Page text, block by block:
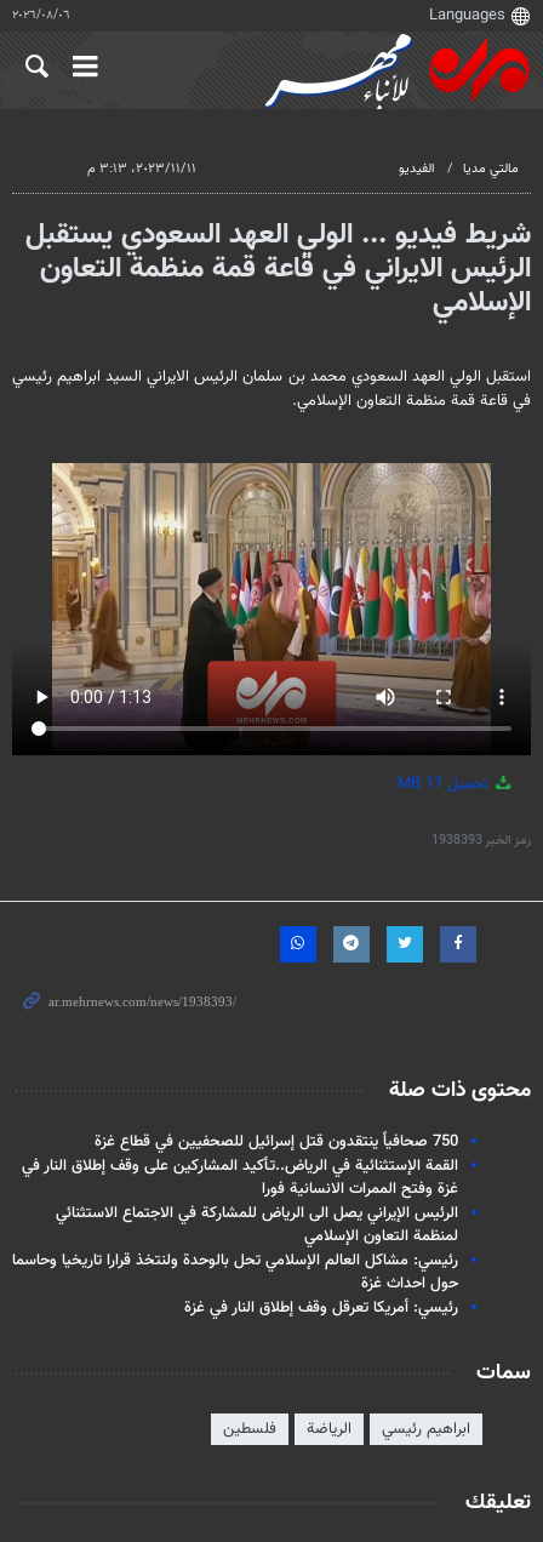
٠٦‏/٠٨‏/٢٠٢٦
مالتي مدیا الفيديو ١١‏/١١‏/٢٠٢٣، ٣:١٣ م
شريط فيديو ... الولي العهد السعودي يستقبل
الرئيس الايراني في قاعة قمة منظمة التعاون
الإسلامي
استقبل الولي العهد السعودي محمد بن سلمان الرئيس الايراني السيد ابراهيم رئيسي
في قاعة قمة منظمة التعاون الإسلامي.
تحميل 17 MB
رمز الخبر1938393
محتوى ذات صلة
750 صحافياً ینتقدون قتل إسرائيل للصحفيين في قطاع غزة
القمة الإستثنائية في الرياض..تـأكيد المشاركين على وقف إطلاق النار في
غزة وفتح الممرات الانسانية فورا
الرئيس الإيراني يصل الى الرياض للمشاركة في الاجتماع الاستثنائي
لمنظمة التعاون الإسلامي
رئيسي: مشاكل العالم الإسلامي تحل بالوحدة ولنتخذ قرارا تاريخيا وحاسما
حول احداث غزة
رئيسي: أمريكا تعرقل وقف إطلاق النار في غزة
سمات
ابراهيم رئيسي الرياضة فلسطين
تعليقك